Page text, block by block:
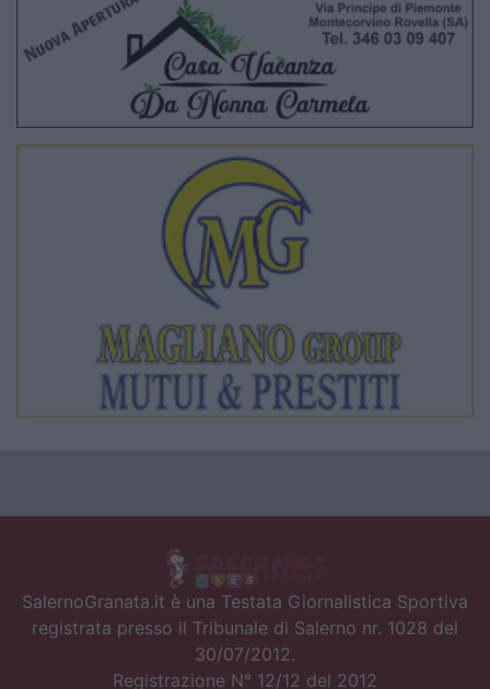
SalernoGranata.it è una Testata Giornalistica Sportiva
registrata presso il Tribunale di Salerno nr. 1028 del
30/07/2012.
Registrazione N° 12/12 del 2012